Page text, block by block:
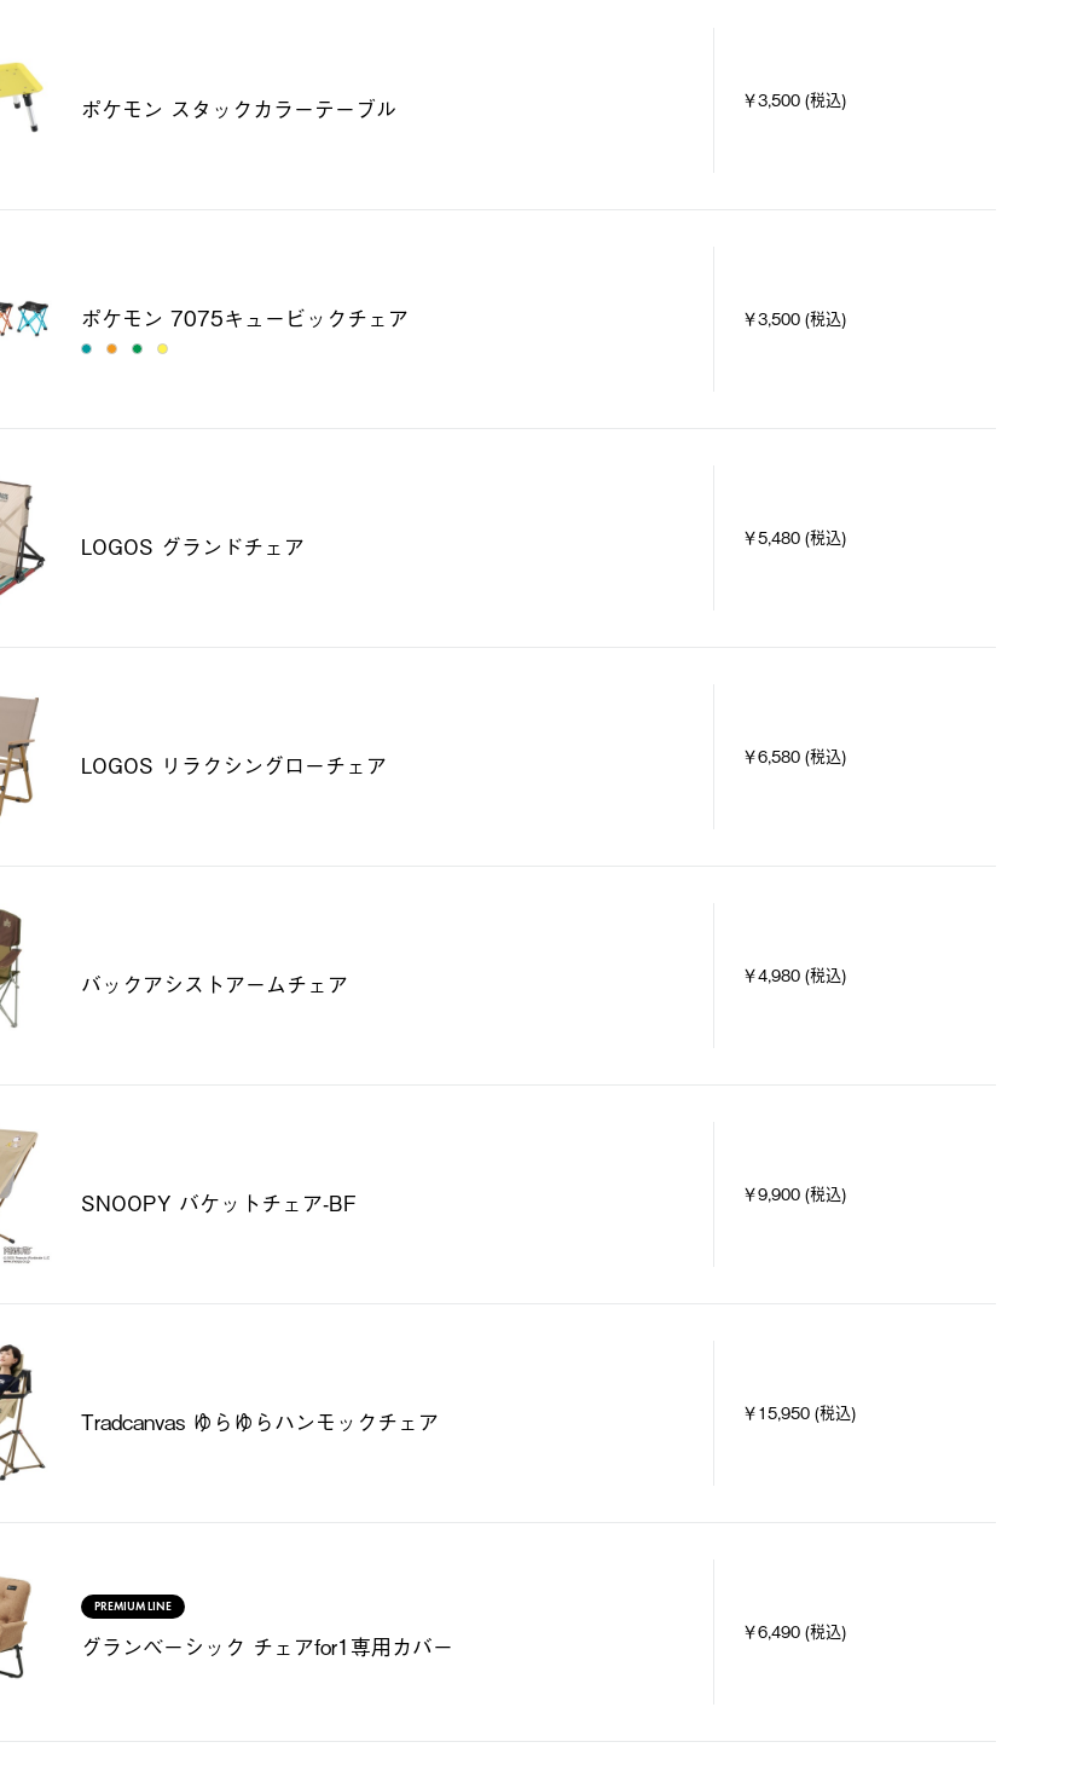
ポケモン スタックカラーテーブル ￥3,500 (税込)
ポケモン 7075キュービックチェア ￥3,500 (税込)
LOGOS グランドチェア ￥5,480 (税込)
LOGOS リラクシングローチェア ￥6,580 (税込)
バックアシストアームチェア ￥4,980 (税込)
SNOOPY バケットチェア-BF ￥9,900 (税込)
Tradcanvas ゆらゆらハンモックチェア ￥15,950 (税込)
PREMIUM LINE
グランベーシック チェアfor1専用カバー
￥6,490 (税込)